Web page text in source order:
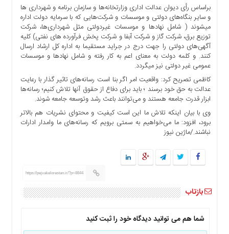
براساس رأی دیوان عدالت اداری وزارتخانه‌ها و سازمان برنامه و شهرداری ‌ها
و سایر بنگاه‌های دولتی و موسسات و شرکت‌هایی که با سرمایه دولت اداره
میشوند ( شامل نهادها و موسسات غیردولتی مثل شهرداری‌ها، شرکت
توزیع برق، شرکت گاز و شرکت آبفا و شرکت پخش فرآورده های نفتی) کلیه
آگهی‌های دولتی را جهت درج در جراید مستقیما به اداره کل ارشاد ارسال
کنند. و کلمه دولت به معنای اعم به کار رفته و شامل نهادها و موسسات
عمومی غیر دولتی نیز میگردد.
کاظمی تصریح کرد: واقعیت امر اگر بنا است رسانه‌های تاثیر گذار با رعایت
عدالت به حق خود برسند ؛ باید برای دفاع از حقوق آنها تلاش کنیم؛ رسانه‌ها
ابزار قدرت جامعه هستند و می‌توانند باعث رشد وتوسعه جامعه شوند.
وی با بیان اینکه تلاش ما این است کیفیت و محتوای نشریات هم بالاتر
برود، افزود: ما می‌خواهیم به سمتی برویم که رسانه‌های ما وامدار ادارات
نباشند./ماژین نیوز
https://pejvakelorestan.ir/?p=8844
بازتاب
شما هم می توانید دیدگاه خود را ثبت کنید